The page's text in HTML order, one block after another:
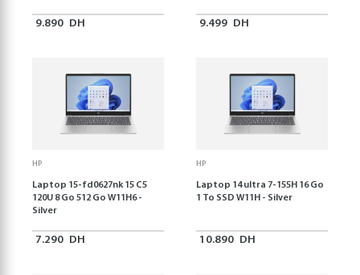
9.890 DH 9.499 DH
HP
Laptop 15-fd0627nk 15 C5
120U 8 Go 512 Go W11H6 -
Silver
7.290 DH
HP
Laptop 14 ultra 7-155H 16 Go
1 To SSD W11H - Silver
10.890 DH